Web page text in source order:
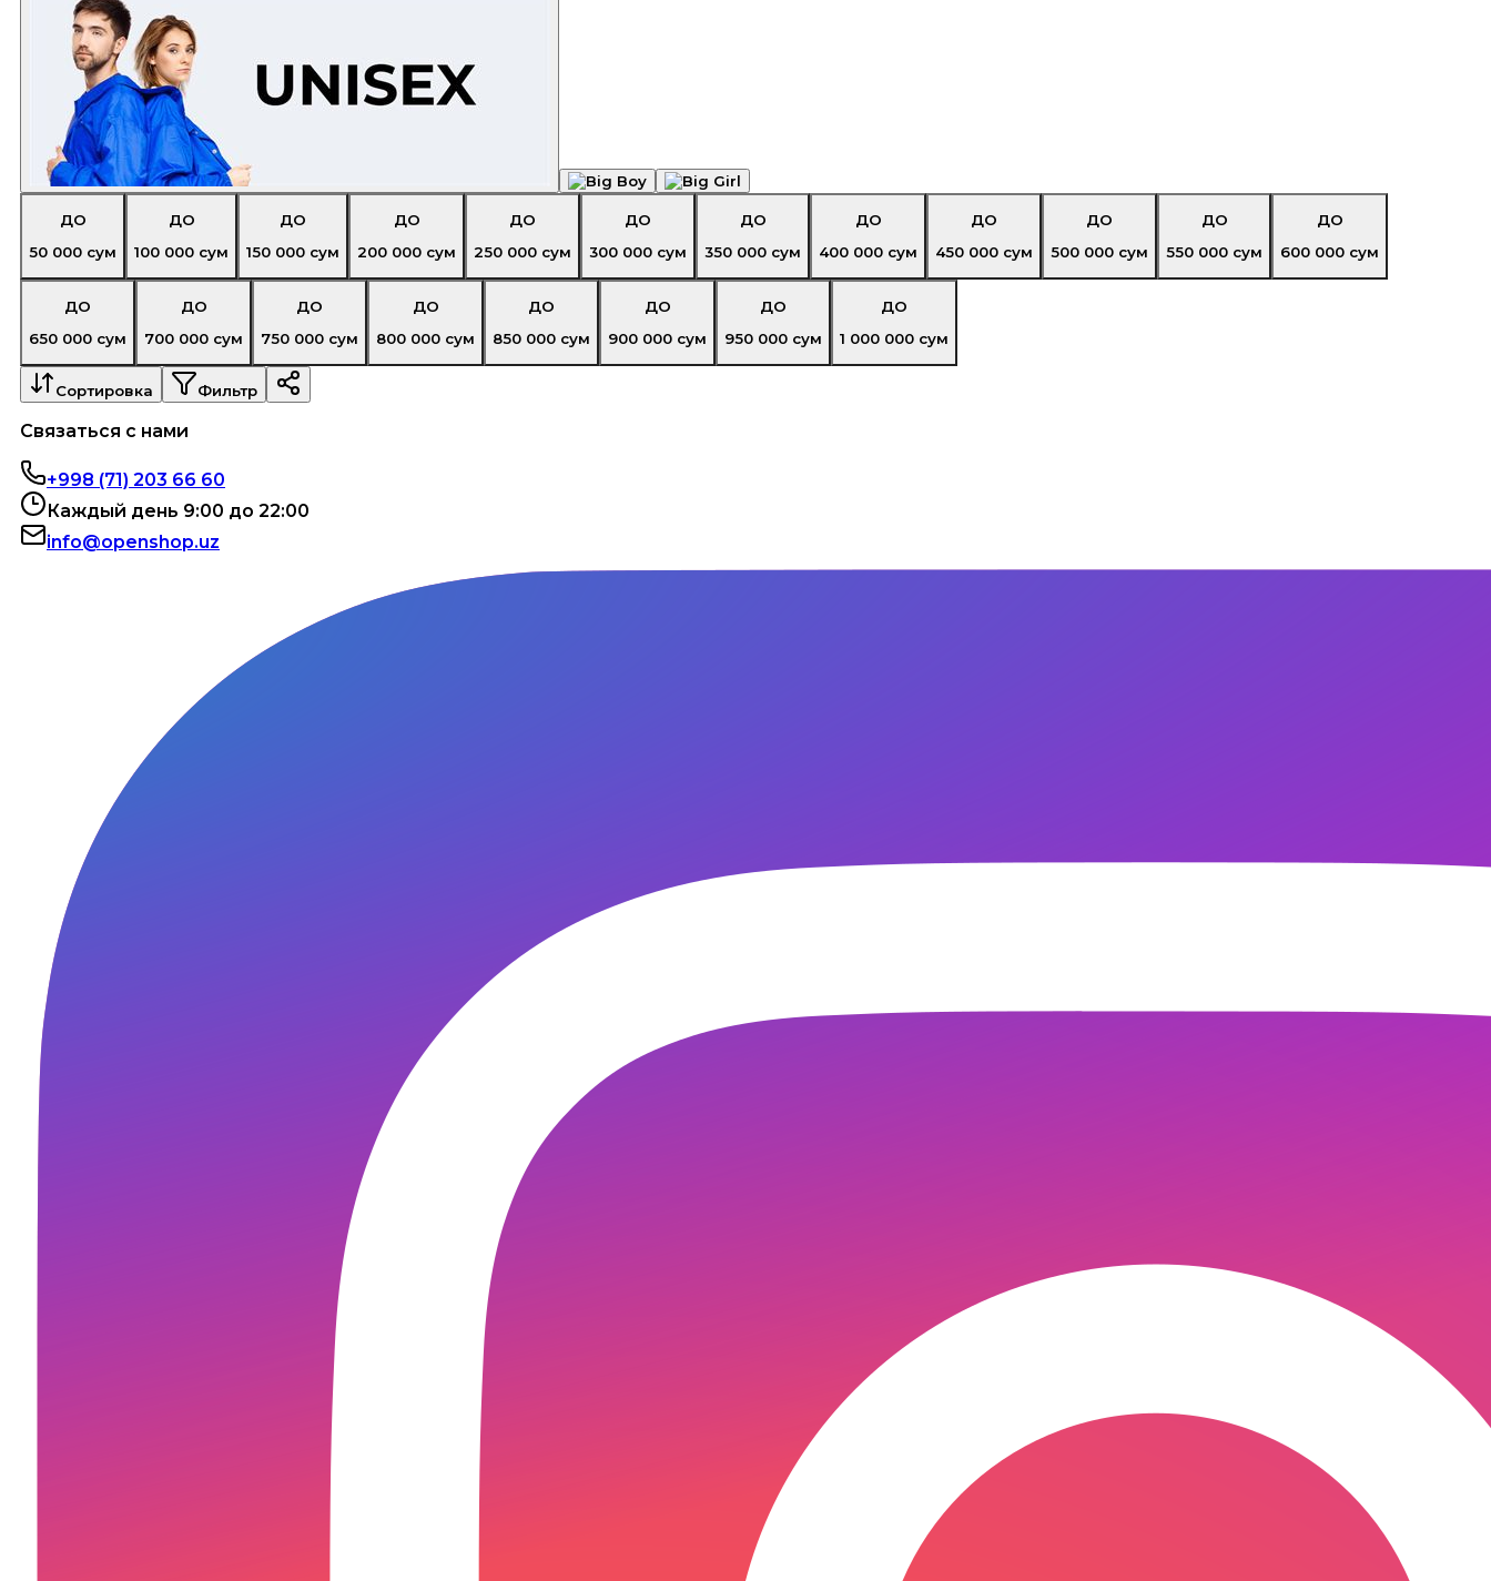
ДО
50 000 сум
ДО
100 000 сум
ДО
150 000 сум
ДО
200 000 сум
ДО
250 000 сум
ДО
300 000 сум
ДО
350 000 сум
ДО
400 000 сум
ДО
450 000 сум
ДО
500 000 сум
ДО
550 000 сум
ДО
600 000 сум
ДО
650 000 сум
ДО
700 000 сум
ДО
750 000 сум
ДО
800 000 сум
ДО
850 000 сум
ДО
900 000 сум
ДО
950 000 сум
ДО
1 000 000 сум
Сортировка Фильтр
Связаться с нами
+998 (71) 203 66 60
Каждый день 9:00 до 22:00
info@openshop.uz